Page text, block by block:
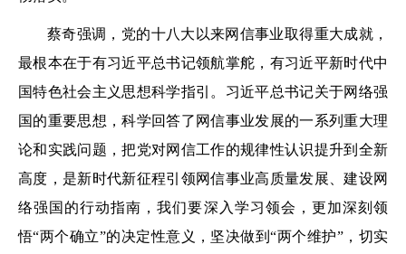
蔡奇强调，党的十八大以来网信事业取得重大成就，
最根本在于有习近平总书记领航掌舵，有习近平新时代中
国特色社会主义思想科学指引。习近平总书记关于网络强
国的重要思想，科学回答了网信事业发展的一系列重大理
论和实践问题，把党对网信工作的规律性认识提升到全新
高度，是新时代新征程引领网信事业高质量发展、建设网
络强国的行动指南，我们要深入学习领会，更加深刻领
悟“两个确立”的决定性意义，坚决做到“两个维护”，切实